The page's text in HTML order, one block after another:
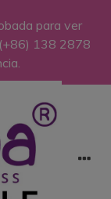
para ver
(+86) 138 2878